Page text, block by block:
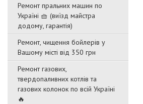
Ремонт пральних машин по
Україні 🧺 (виїзд майстра
додому, гарантія)
Ремонт, чищення бойлерів у
Вашому місті від 350 грн
Ремонт газових,
твердопаливних котлів та
газових колонок по всій Україні
🔥